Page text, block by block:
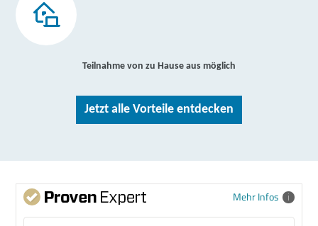
Teilnahme von zu Hause aus möglich
Jetzt alle Vorteile entdecken
Mehr Infos